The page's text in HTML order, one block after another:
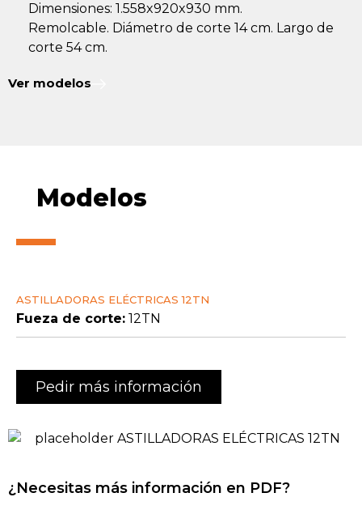
Dimensiones: 1.558x920x930 mm.
Remolcable. Diámetro de corte 14 cm. Largo de
corte 54 cm.
Ver modelos
Modelos
ASTILLADORAS ELÉCTRICAS 12TN
Fueza de corte: 12TN
Pedir más información
¿Necesitas más información en PDF?